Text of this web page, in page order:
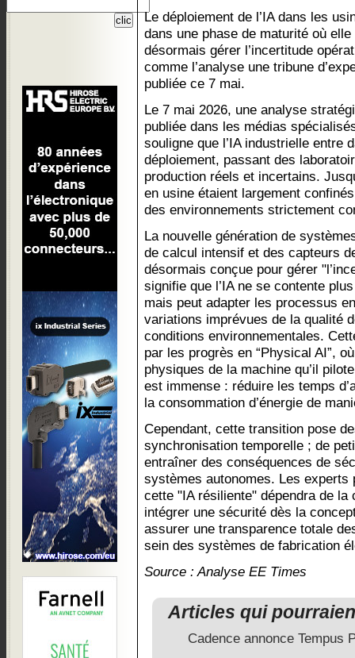
Le déploiement de l’IA dans les
dans une phase de maturité où elle
désormais gérer l’incertitude
comme l’analyse une tribune
publiée ce 7 mai.
Le 7 mai 2026, une analyse
publiée dans les médias
souligne que l’IA industrielle entre
déploiement, passant des
production réels et incertains.
en usine étaient largement
des environnements strictement
La nouvelle génération de
de calcul intensif et des capteurs
désormais conçue pour gérer
signifie que l’IA ne se contente
mais peut adapter les processus
variations imprévues de la qualité
conditions environnementales.
par les progrès en “Physical AI”,
physiques de la machine qu’il
est immense : réduire les temps
la consommation d’énergie de
Cependant, cette transition pose
synchronisation temporelle ; de
entraîner des conséquences de
systèmes autonomes. Les experts
cette "IA résiliente" dépendra de la
intégrer une sécurité dès la
assurer une transparence totale
sein des systèmes de fabrication
Source : Analyse EE Times
Articles qui
Cadence annonce Tempus